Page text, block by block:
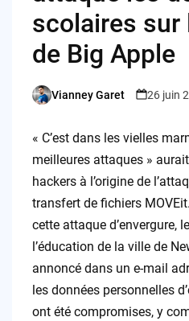
scolaires
de Big Apple
Posted
Vianney Garet 26 juin
« C’est dans les vielles
meilleures attaques »
hackers à l’origine de
transfert de fichiers
cette attaque d’envergure,
l’éducation de la ville de
annoncé dans un e-mail
les données personnelles
ont été compromises, y